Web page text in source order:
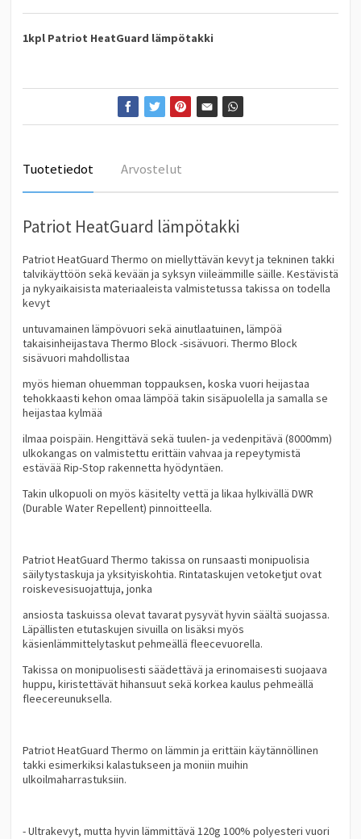
1kpl Patriot HeatGuard lämpötakki
Tuotetiedot Arvostelut
Patriot HeatGuard lämpötakki
Patriot HeatGuard Thermo on miellyttävän kevyt ja tekninen takki
talvikäyttöön sekä kevään ja syksyn viileämmille säille. Kestävistä
ja nykyaikaisista materiaaleista valmistetussa takissa on todella
kevyt
untuvamainen lämpövuori sekä ainutlaatuinen, lämpöä
takaisinheijastava Thermo Block -sisävuori. Thermo Block
sisävuori mahdollistaa
myös hieman ohuemman toppauksen, koska vuori heijastaa
tehokkaasti kehon omaa lämpöä takin sisäpuolella ja samalla se
heijastaa kylmää
ilmaa poispäin. Hengittävä sekä tuulen- ja vedenpitävä (8000mm)
ulkokangas on valmistettu erittäin vahvaa ja repeytymistä
estävää Rip-Stop rakennetta hyödyntäen.
Takin ulkopuoli on myös käsitelty vettä ja likaa hylkivällä DWR
(Durable Water Repellent) pinnoitteella.
Patriot HeatGuard Thermo takissa on runsaasti monipuolisia
säilytystaskuja ja yksityiskohtia. Rintataskujen vetoketjut ovat
roiskevesisuojattuja, jonka
ansiosta taskuissa olevat tavarat pysyvät hyvin säältä suojassa.
Läpällisten etutaskujen sivuilla on lisäksi myös
käsienlämmittelytaskut pehmeällä fleecevuorella.
Takissa on monipuolisesti säädettävä ja erinomaisesti suojaava
huppu, kiristettävät hihansuut sekä korkea kaulus pehmeällä
fleecereunuksella.
Patriot HeatGuard Thermo on lämmin ja erittäin käytännöllinen
takki esimerkiksi kalastukseen ja moniin muihin
ulkoilmaharrastuksiin.
- Ultrakevyt, mutta hyvin lämmittävä 120g 100% polyesteri vuori